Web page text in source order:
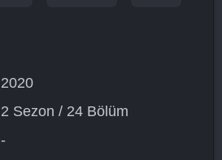
2020
2 Sezon / 24 Bölüm
-